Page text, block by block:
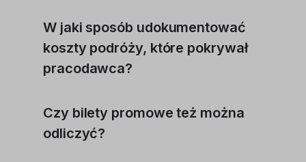
W jaki sposób udokumentować
koszty podróży, które pokrywał
pracodawca?
Czy bilety promowe też można
odliczyć?